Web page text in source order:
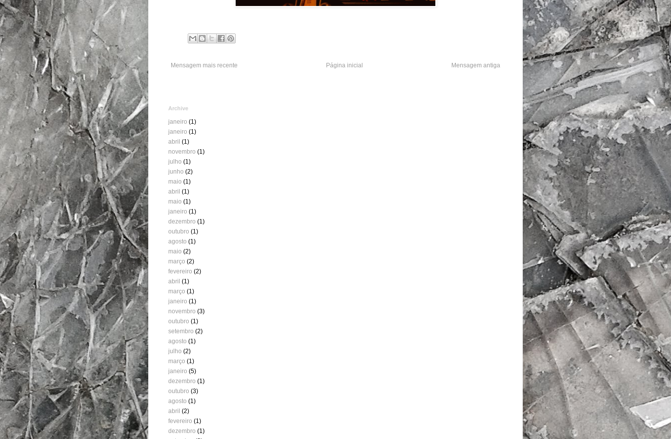
Mensagem mais recente Mensagem antiga
Página inicial
Archive
janeiro (1)
janeiro (1)
abril (1)
novembro (1)
julho (1)
junho (2)
maio (1)
abril (1)
maio (1)
janeiro (1)
dezembro (1)
outubro (1)
agosto (1)
maio (2)
março (2)
fevereiro (2)
abril (1)
março (1)
janeiro (1)
novembro (3)
outubro (1)
setembro (2)
agosto (1)
julho (2)
março (1)
janeiro (5)
dezembro (1)
outubro (3)
agosto (1)
abril (2)
fevereiro (1)
dezembro (1)